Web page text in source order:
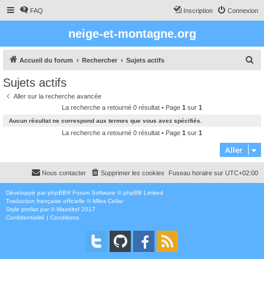
FAQ Connexion
Inscription
neige-et-montagne.org
Accueil du forum Rechercher Sujets actifs
c
h
e
Sujets actifs
Aller sur la recherche avancée
La recherche a retourné 0 résultat • Page 1 sur 1
Aucun résultat ne correspond aux termes que vous avez spécifiés.
La recherche a retourné 0 résultat • Page 1 sur 1
Aller
Fuseau horaire sur UTC+02:00
Supprimer les cookies
Nous contacter
Développé par phpBB® Forum Software © phpBB Limited
Traduction française officielle ©Miles Cellar
Style proflat par ©Mazeltof 2017
Confidentialité | Conditions